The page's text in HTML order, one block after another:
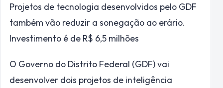
Projetos de tecnologia desenvolvidos pelo GDF
também vão reduzir a sonegação ao erário.
Investimento é de R$ 6,5 milhões
O Governo do Distrito Federal (GDF) vai
desenvolver dois projetos de inteligência